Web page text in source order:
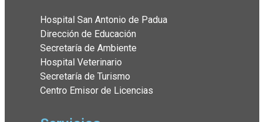
Hospital San Antonio de Padua
Dirección de Educación
Secretaría de Ambiente
Hospital Veterinario
Secretaría de Turismo
Centro Emisor de Licencias